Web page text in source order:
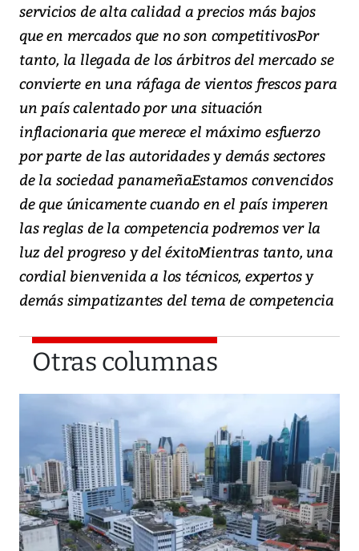
servicios de alta calidad a precios más bajos
que en mercados que no son competitivosPor
tanto, la llegada de los árbitros del mercado se
convierte en una ráfaga de vientos frescos para
un país calentado por una situación
inflacionaria que merece el máximo esfuerzo
por parte de las autoridades y demás sectores
de la sociedad panameñaEstamos convencidos
de que únicamente cuando en el país imperen
las reglas de la competencia podremos ver la
luz del progreso y del éxitoMientras tanto, una
cordial bienvenida a los técnicos, expertos y
demás simpatizantes del tema de competencia
Otras columnas